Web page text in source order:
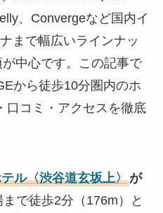
、Convergeなど国内イ
まで幅広いラインナッ
中心です。この記事で
から徒歩10分圏内のホ
口コミ・アクセスを徹底
ル〈渋谷道玄坂上〉が
まで徒歩2分（176m）と